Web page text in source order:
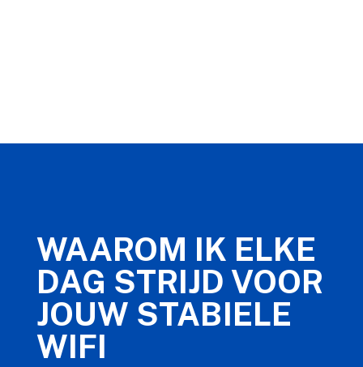
WAAROM IK ELKE
DAG STRIJD VOOR
JOUW STABIELE
WIFI